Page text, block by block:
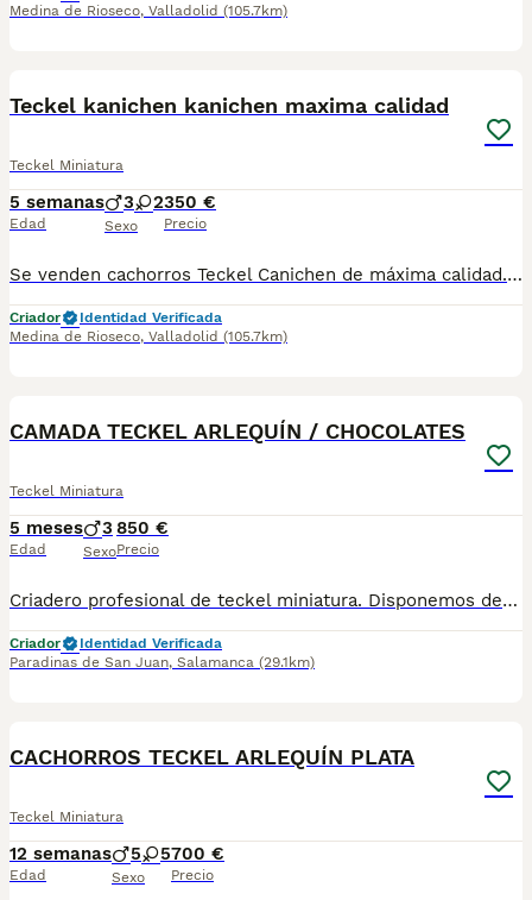
Medina de Rioseco, Valladolid (105.7km)
Teckel kanichen kanichen maxima calidad
Teckel Miniatura
5 semanas
Edad
3 2
Sexo
350 €
Precio
Se venden cachorros Teckel Canichen de máxima calidad. Padres de menos de 4 kilos, madre con pedigrí, criados con mucho cuidado y listos para ir a un hogar que los valore. Una oportunidad única si buscas un compañero pequeño, sano y equilibrado. Para más información, por mensaje o teléfono. Solo personas realmente interesadas. Fotos reales Precios depende del ejemplar Desde 400e El precio del anuncio es para C.C.T
Criador
Identidad Verificada
Medina de Rioseco, Valladolid (105.7km)
CAMADA TECKEL ARLEQUÍN / CHOCOLATES
Teckel Miniatura
5 meses
Edad
3
Sexo
850 €
Precio
Criadero profesional de teckel miniatura. Disponemos de una camada de teckel miniatura en chocolate y arlequín chocolate. Se entregan: - a partir de las 8 semanas - pauta de vacunación completa - desparasitación interna - Revisión veterinaria - Microchip - Pasaporte
Criador
Identidad Verificada
Paradinas de San Juan, Salamanca (29.1km)
CACHORROS TECKEL ARLEQUÍN PLATA
Teckel Miniatura
12 semanas
Edad
5 5
Sexo
700 €
Precio